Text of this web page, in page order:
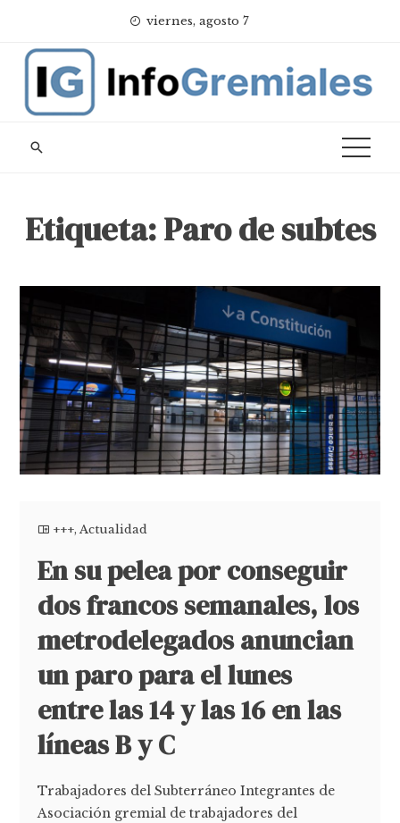
content
viernes, agosto 7
Etiqueta:Paro de subtes
+++,Actualidad
En su pelea por conseguir
dos francos semanales, los
metrodelegados anuncian
un paro para el lunes
entre las 14 y las 16 en las
líneas B y C
Trabajadores del Subterráneo Integrantes de
Asociación gremial de trabajadores del